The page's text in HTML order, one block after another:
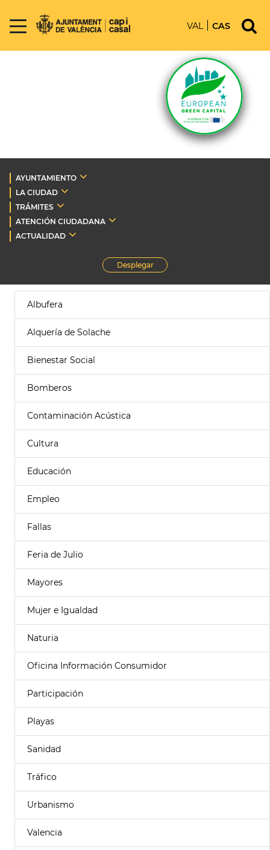
VAL CAS
AYUNTAMIENTO
LA CIUDAD
TRÁMITES
ATENCIÓN CIUDADANA
ACTUALIDAD
Desplegar
Albufera
Alquería de Solache
Bienestar Social
Bomberos
Contaminación Acústica
Cultura
Educación
Empleo
Fallas
Feria de Julio
Mayores
Mujer e Igualdad
Naturia
Oficina Información Consumidor
Participación
Playas
Sanidad
Tráfico
Urbanismo
Valencia